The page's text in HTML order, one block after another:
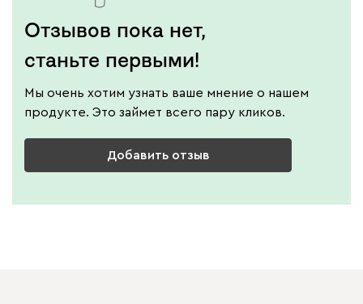
Отзывов пока нет,
станьте первыми!
Мы очень хотим узнать ваше мнение о нашем
продукте. Это займет всего пару кликов.
Добавить отзыв